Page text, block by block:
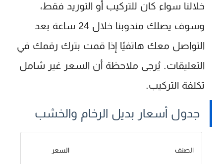
خلالنا سواء كان للتركيب أو التوريد فقط،
وسوف يصلك مندوبنا خلال 24 ساعة بعد
التواصل معك هاتفيًا إذا قمت بترك رقمك في
التعليقات. يُرجى ملاحظة أن السعر غير شامل
تكلفة التركيب.
جدول أسعار بديل الرخام والخشب
الصنف السعر